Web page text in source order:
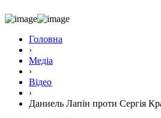
Головна
›
Медіа
›
Відео
›
Даниель Лапін проти Сергія